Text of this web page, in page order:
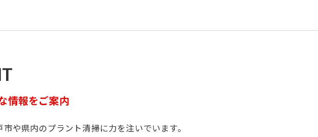
情報をご案内
や県内のプラント清掃に力を注いでいます。